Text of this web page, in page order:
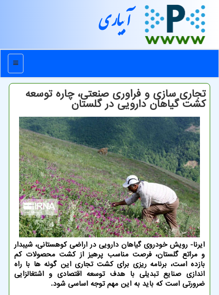
آبیاری
منو
تجاری سازی و فراوری صنعتی، چاره توسعه
کشت گیاهان دارویی در گلستان
ایرنا- رویش خودروی گیاهان دارویی در اراضی کوهستانی، شیبدار
و مراتع گلستان، فرصت مناسب پرهیز از کشت محصولات کم
بازده است، برنامه ریزی برای کشت تجاری این گونه ها با راه
اندازی صنایع تبدیلی با هدف توسعه اقتصادی و اشتغالزایی
ضرورتی است که باید به این مهم توجه اساسی شود.